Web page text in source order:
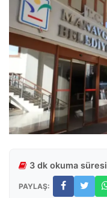
3 dk okuma süresi
PAYLAŞ: